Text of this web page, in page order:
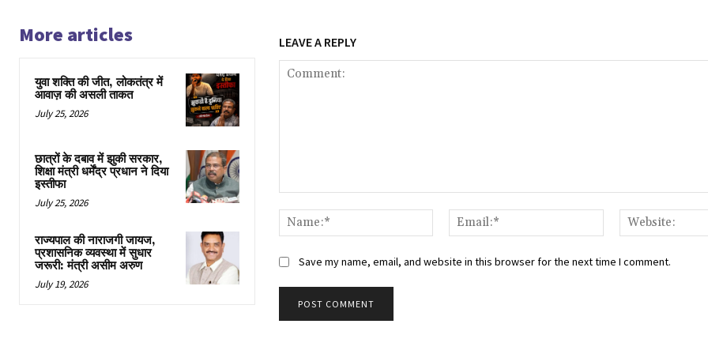
More articles
युवा शक्ति की जीत, लोकतंत्र में
आवाज़ की असली ताकत
July 25, 2026
छात्रों के दबाव में झुकी सरकार,
शिक्षा मंत्री धर्मेंद्र प्रधान ने दिया
इस्तीफा
July 25, 2026
राज्यपाल की नाराजगी जायज,
प्रशासनिक व्यवस्था में सुधार
जरूरी: मंत्री असीम अरुण
July 19, 2026
LEAVE A REPLY
Name:*
Email:*
Save my name, email, and website in this browser for the next time I comment.